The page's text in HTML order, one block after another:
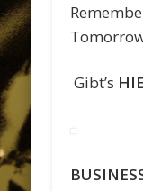
Gibt’s